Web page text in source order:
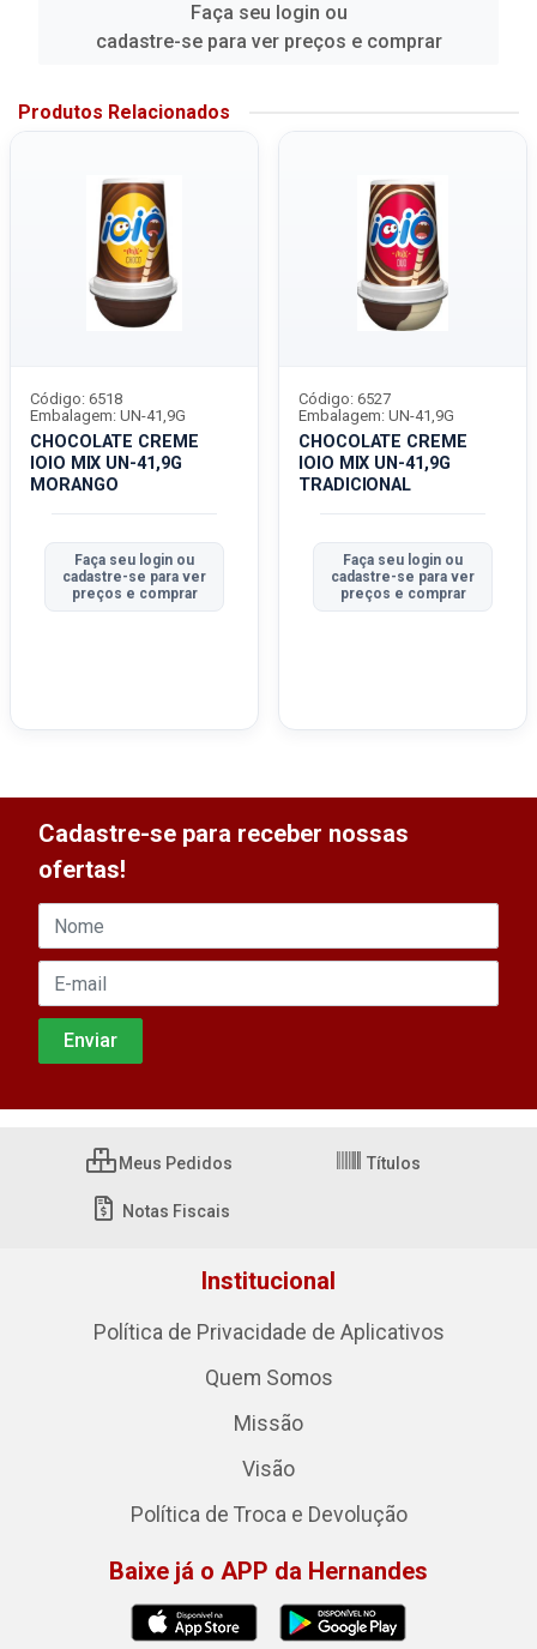
Faça seu login ou
cadastre-se para ver preços e comprar
Produtos Relacionados
CHOCOLATE CREME
IOIO MIX UN-41,9G
MORANGO
Código: 6518
Embalagem: UN-41,9G
Faça seu login ou
cadastre-se para ver
preços e comprar
CHOCOLATE CREME
IOIO MIX UN-41,9G
TRADICIONAL
Código: 6527
Embalagem: UN-41,9G
Faça seu login ou
cadastre-se para ver
preços e comprar
Cadastre-se para receber nossas
ofertas!
Meus Pedidos Títulos
Notas Fiscais
Institucional
Política de Privacidade de Aplicativos
Quem Somos
Missão
Visão
Política de Troca e Devolução
Baixe já o APP da Hernandes